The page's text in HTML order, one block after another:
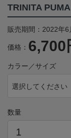
TRINITA
販売期間：2022年
価格： 6,700
カラー／サイズ
選択してください
数量